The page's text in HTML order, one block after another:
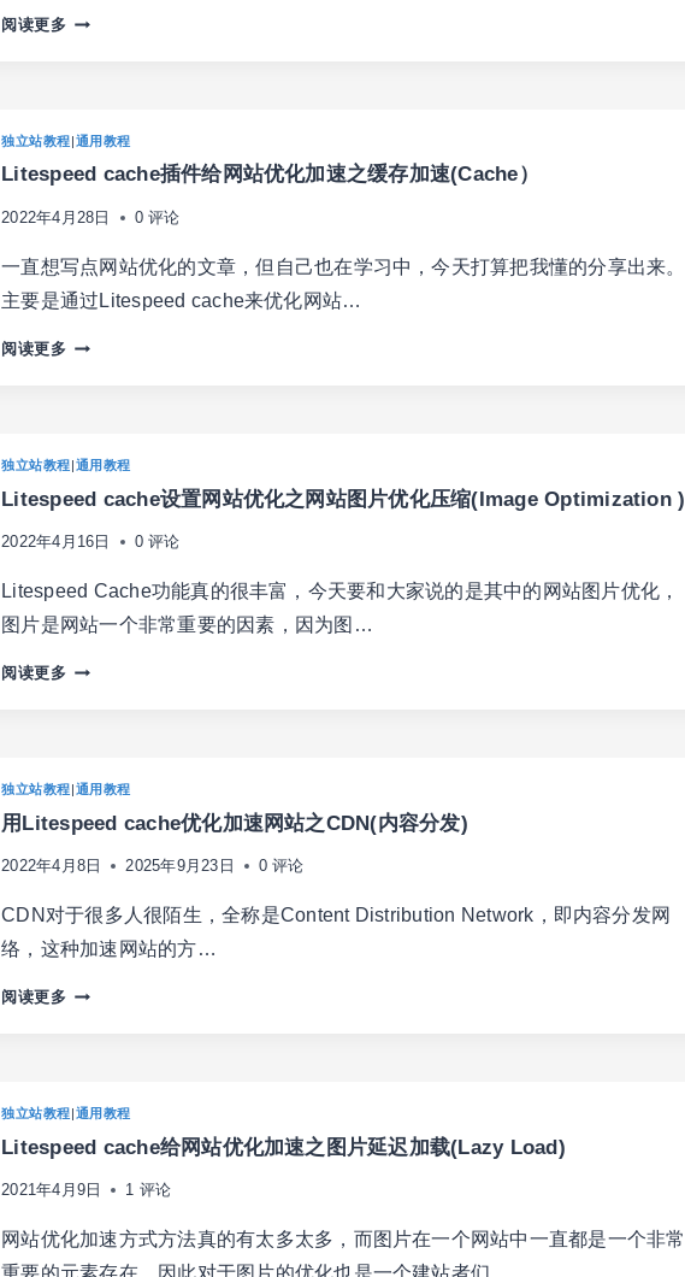
化
有
助
阅读更多 LITESPEED
站
优
之
网
优
独立站教程|通用教程
Litespeed cache插件给网站优化加速之缓存加速(Cache）
2022年4月28日 0 评论
一直想写点网站优化的文章，但自己也在学习中，今天打算把我懂的分享出来。
主要是通过Litespeed cache来优化网站…
阅读更多 LITESPEED
网
站
化
之
独立站教程|通用教程
Litespeed cache设置网站优化之网站图片优化压缩(Image Optimization )
2022年4月16日 0 评论
Litespeed Cache功能真的很丰富，今天要和大家说的是其中的网站图片优化，
图片是网站一个非常重要的因素，因为图…
阅读更多 LITESPEED
站
优
之
网
图
(IMAGE
OPTIMIZATION )
独立站教程|通用教程
用Litespeed cache优化加速网站之CDN(内容分发)
2022年4月8日 2025年9月23日 0 评论
CDN对于很多人很陌生，全称是Content Distribution Network，即内容分发网
络，这种加速网站的方…
阅读更多 用
加
速
站
之
独立站教程|通用教程
Litespeed cache给网站优化加速之图片延迟加载(Lazy Load)
2021年4月9日 1 评论
网站优化加速方式方法真的有太多太多，而图片在一个网站中一直都是一个非常